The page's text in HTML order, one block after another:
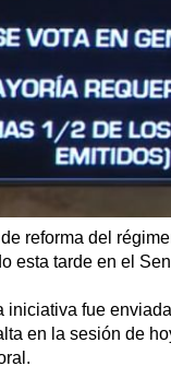
reforma del
esta tarde en el
iniciativa fue
en la sesión de